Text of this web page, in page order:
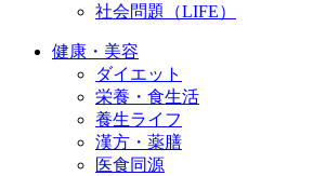
社会問題（LIFE）
健康・美容
ダイエット
栄養・食生活
養生ライフ
漢方・薬膳
医食同源